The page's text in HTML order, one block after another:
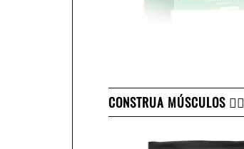
CONSTRUA MÚSCULOS 👇🏻